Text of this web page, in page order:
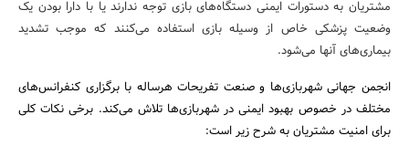
بانک، بیمه و سرمایه
مشتریان به دستورات ایمنی دستگاه‌های بازی توجه ندارند یا با دارا بودن یک
وضعیت پزشکی خاص از وسیله بازی استفاده می‌کنند که موجب تشدید
بیماری‌های آنها می‌شود.
انجمن جهانی شهربازی‌ها و صنعت تفریحات هرساله با برگزاری کنفرانس‌های
مختلف در خصوص بهبود ایمنی در شهربازی‌ها تلاش می‌کند. برخی نکات کلی
برای امنیت مشتریان به شرح زیر است: